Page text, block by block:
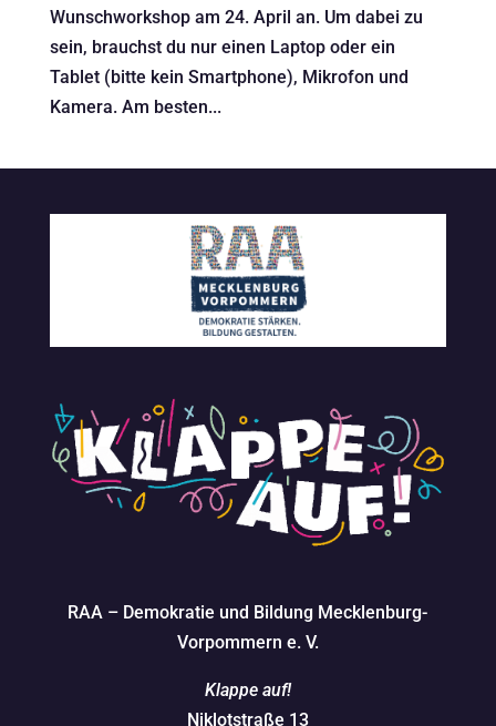
Wunschworkshop am 24. April an. Um dabei zu
sein, brauchst du nur einen Laptop oder ein
Tablet (bitte kein Smartphone), Mikrofon und
Kamera. Am besten...
RAA – Demokratie und Bildung Mecklenburg-
Vorpommern e. V.
Klappe auf!
Niklotstraße 13